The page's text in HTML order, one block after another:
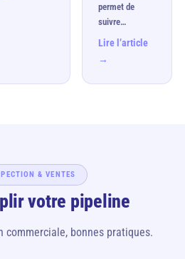
permet de
suivre…
Lire l’article
→
& VENTES
votre pipeline
commerciale, bonnes pratiques.